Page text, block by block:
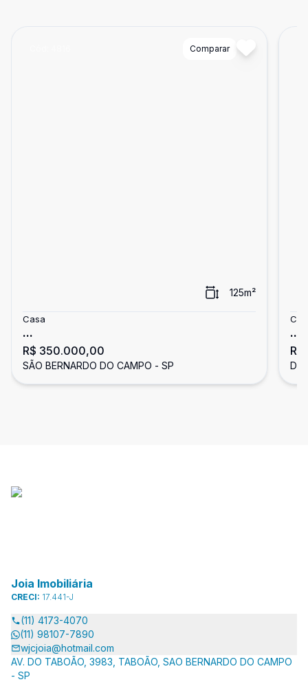
Comparar
125m²
Casa
...
R$ 350.000,00
SÃO BERNARDO DO CAMPO - SP
...
Joia Imobiliária
CRECI: 17.441-J
(11) 4173-4070
(11) 98107-7890
wjcjoia@hotmail.com
AV. DO TABOÃO, 3983, TABOÃO, SAO BERNARDO DO CAMPO
- SP